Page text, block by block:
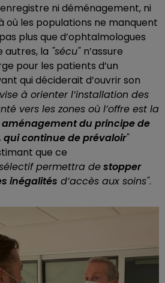
ni déménagement, ni
les populations ne manquent
plus que d’ophtalmologues
autres, la "sécu" n’assure
pour les patients d’un
qui déciderait d’ouvrir son
à orienter l’installation des
vers les zones où l’offre est la
aménagement du principe de
qui continue de prévaloir"
que ce
permettra destopper
inégalités d’accès aux soins".